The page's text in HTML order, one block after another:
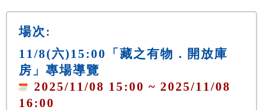
場次:
11/8(六)15:00「藏之有物．開放庫
房」專場導覽
2025/11/08 15:00 ~ 2025/11/08
16:00